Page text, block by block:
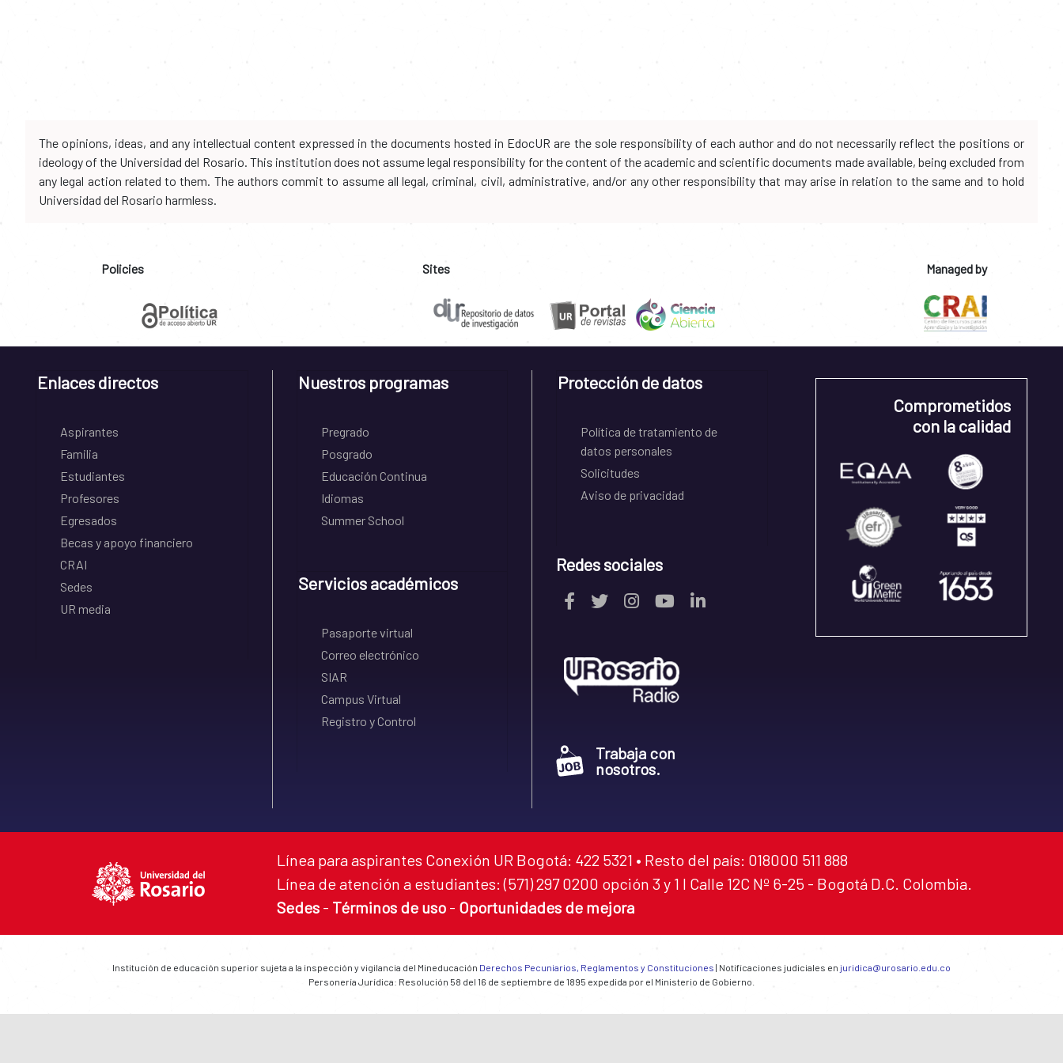
The opinions, ideas, and any intellectual content expressed in the documents hosted in EdocUR are the sole responsibility of each author and do not necessarily reflect the positions or
ideology of the Universidad del Rosario. This institution does not assume legal responsibility for the content of the academic and scientific documents made available, being excluded from
any legal action related to them. The authors commit to assume all legal, criminal, civil, administrative, and/or any other responsibility that may arise in relation to the same and to hold
Universidad del Rosario harmless.
Policies Sites Managed by
Enlaces directos
Aspirantes
Familia
Estudiantes
Profesores
Egresados
Becas y apoyo financiero
CRAI
Sedes
UR media
Nuestros programas
Pregrado
Posgrado
Educación Continua
Idiomas
Summer School
Servicios académicos
Pasaporte virtual
Correo electrónico
SIAR
Campus Virtual
Registro y Control
Protección de datos
Política de tratamiento de
datos personales
Solicitudes
Aviso de privacidad
Redes sociales
Trabaja con
nosotros.
Comprometidos
con la calidad
Línea para aspirantes Conexión UR Bogotá: 422 5321 • Resto del país: 018000 511 888
Línea de atención a estudiantes: (571) 297 0200 opción 3 y 1 I Calle 12C Nº 6-25 - Bogotá D.C. Colombia.
Sedes - Términos de uso - Oportunidades de mejora
Institución de educación superior sujeta a la inspección y vigilancia del Mineducación Derechos Pecuniarios, Reglamentos y Constituciones | Notificaciones judiciales en juridica@urosario.edu.co
Personería Jurídica: Resolución 58 del 16 de septiembre de 1895 expedida por el Ministerio de Gobierno.